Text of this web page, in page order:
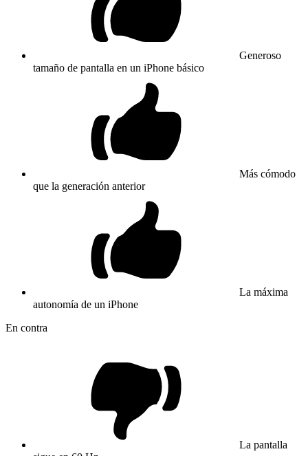
Generoso
tamaño de pantalla en un iPhone básico
Más cómodo
que la generación anterior
La máxima
autonomía de un iPhone
En contra
La pantalla